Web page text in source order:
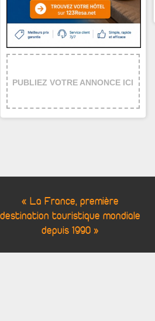
PUBLIEZ VOTRE ANNONCE ICI
« La France, première
destination touristique mondiale
depuis 1990 »